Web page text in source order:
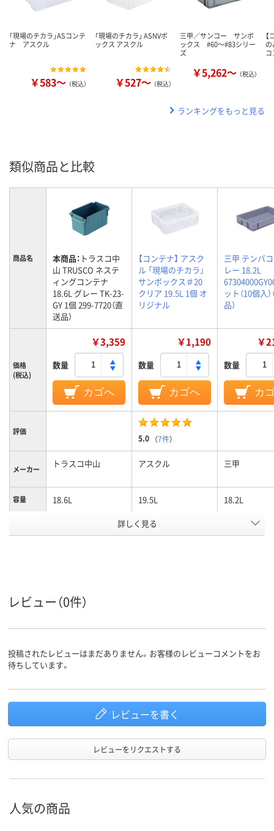
「現場のチカラ」ASコンテ
ナ アスクル
￥583～ （税込）
「現場のチカラ」 ASNVボ
ックス アスクル
￥527～ （税込）
三甲／サンコー サンボ
ックス #60～#83シリー
ズ
￥5,262～ （税込）
の
ランキングをもっと見る
類似商品と比較
商品名 本商品： トラスコ中
山 TRUSCO ネステ
ィングコンテナ
18.6L グレー TK-23-
GY 1個 299-7720（直
送品）
【コンテナ】 アスク
ル 「現場のチカラ」
サンボックス＃20
クリア 19.5L 1個 オ
リジナル
三甲 テンバ
レー 18.2L
ット（10個入）
品）
価格
(税込)
￥3,359
数量
カゴへ
￥1,190
数量
カゴへ
￥
数量
カ
評価
5.0 （7件）
メーカー トラスコ中山 アスクル 三甲
容量 18.6L 19.5L 18.2L
ループ
クリア（透明）系
詳しく見る
レビュー（0件）
投稿されたレビューはまだありません。お客様のレビューコメントをお
待ちしています。
レビューを書く
レビューをリクエストする
人気の商品